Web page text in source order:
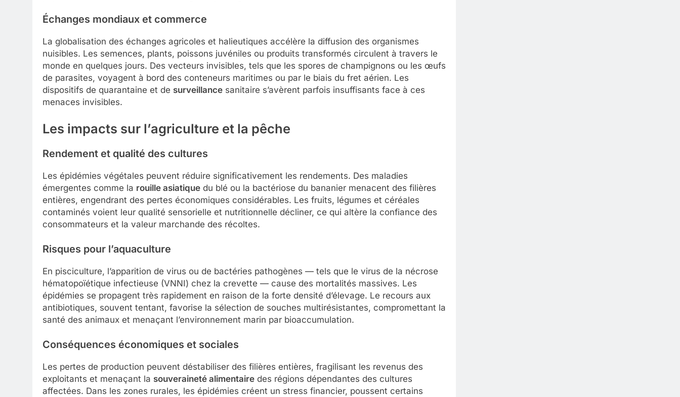
Échanges mondiaux et commerce
La globalisation des échanges agricoles et halieutiques accélère la diffusion des organismes
nuisibles. Les semences, plants, poissons juvéniles ou produits transformés circulent à travers le
monde en quelques jours. Des vecteurs invisibles, tels que les spores de champignons ou les œufs
de parasites, voyagent à bord des conteneurs maritimes ou par le biais du fret aérien. Les
dispositifs de quarantaine et de surveillance sanitaire s’avèrent parfois insuffisants face à ces
menaces invisibles.
Les impacts sur l’agriculture et la pêche
Rendement et qualité des cultures
Les épidémies végétales peuvent réduire significativement les rendements. Des maladies
émergentes comme la rouille asiatique du blé ou la bactériose du bananier menacent des filières
entières, engendrant des pertes économiques considérables. Les fruits, légumes et céréales
contaminés voient leur qualité sensorielle et nutritionnelle décliner, ce qui altère la confiance des
consommateurs et la valeur marchande des récoltes.
Risques pour l’aquaculture
En pisciculture, l’apparition de virus ou de bactéries pathogènes — tels que le virus de la nécrose
hématopoïétique infectieuse (VNNI) chez la crevette — cause des mortalités massives. Les
épidémies se propagent très rapidement en raison de la forte densité d’élevage. Le recours aux
antibiotiques, souvent tentant, favorise la sélection de souches multirésistantes, compromettant la
santé des animaux et menaçant l’environnement marin par bioaccumulation.
Conséquences économiques et sociales
Les pertes de production peuvent déstabiliser des filières entières, fragilisant les revenus des
exploitants et menaçant la souveraineté alimentaire des régions dépendantes des cultures
affectées. Dans les zones rurales, les épidémies créent un stress financier, poussent certains